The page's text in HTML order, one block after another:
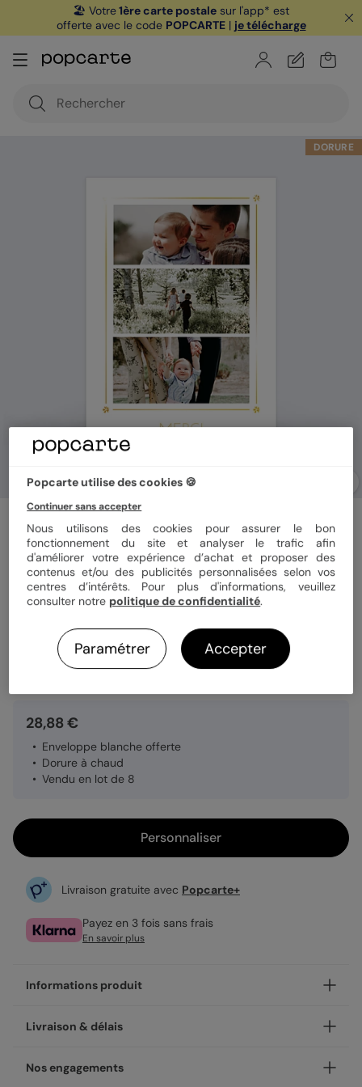
🏖️ Votre1ère carte postale sur l'app* est
offerte avec le code POPCARTE| je télécharge
DORURE
Cadre chic 3 photos
Format 10x15 cm
Quantité 8 cartes
28,88 €
Enveloppe blanche offerte
Dorure à chaud
Vendu en lot de 8
Personnaliser
Livraison gratuite avec Popcarte+
Payez en 3 fois sans frais
En savoir plus
Informations produit
Notre finition dorée sur le modèle Cadre chic 3 photos
La dorure à chaud est une technique d’impression
Livraison & délais
Votre création est imprimée avec soin en 24h ou 48h dans
Nos engagements
Popcarte utilise des cookies 🍪
Continuer sans accepter
Nous utilisons des cookies pour assurer le bon
fonctionnement du site et analyser le trafic afin
d'améliorer votre expérience d’achat et proposer des
contenus et/ou des publicités personnalisées selon vos
centres d’intérêts. Pour plus d'informations, veuillez
consulter notre politique de confidentialité.
Paramétrer Accepter